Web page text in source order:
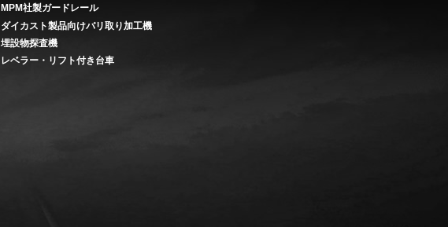
MPM社製ガードレール
ダイカスト製品向けバリ取り加工機
埋設物探査機
レベラー・リフト付き台車